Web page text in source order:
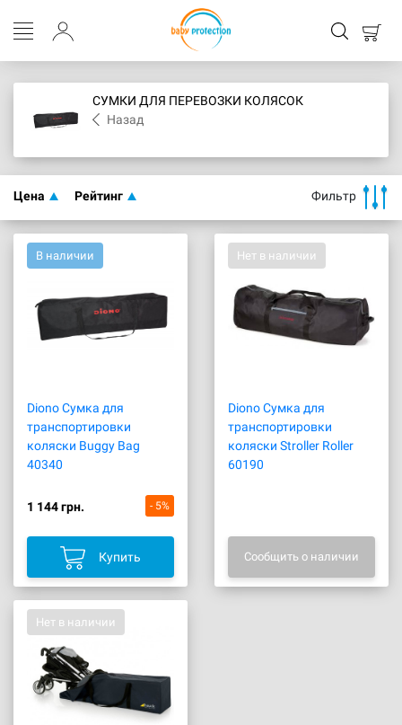
СУМКИ ДЛЯ ПЕРЕВОЗКИ КОЛЯСОК
Назад
Цена Рейтинг Фильтр
В наличии
Diono Сумка для
транспортировки
коляски Buggy Bag
40340
1 144 грн. - 5%
Купить
Нет в наличии
Diono Сумка для
транспортировки
коляски Stroller Roller
60190
Сообщить о наличии
Нет в наличии